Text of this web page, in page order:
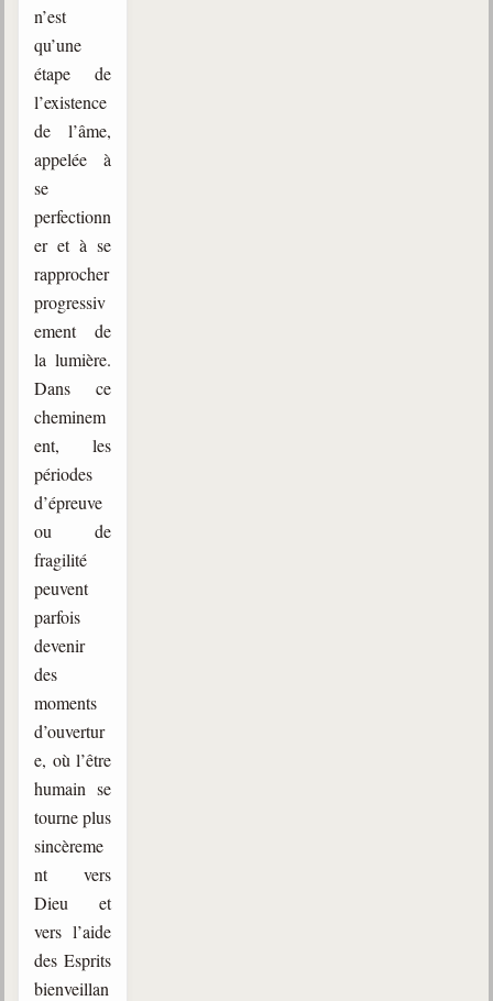
n’est
qu’une
étape de
l’existence
de l’âme,
appelée à
se
perfectionn
er et à se
rapprocher
progressiv
ement de
la lumière.
Dans ce
cheminem
ent, les
périodes
d’épreuve
ou de
fragilité
peuvent
parfois
devenir
des
moments
d’ouvertur
e, où l’être
humain se
tourne plus
sincèreme
nt vers
Dieu et
vers l’aide
des Esprits
bienveillan